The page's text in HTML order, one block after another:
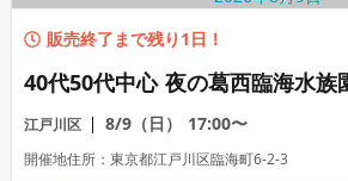
販売終了まで残り1日！
40代50代中心 夜の葛西臨海水族
江戸川区 8/9（日） 17:00〜
開催地住所：東京都江戸川区臨海町6-2-3